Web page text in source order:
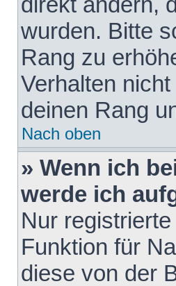
wurden. Bitte
Rang zu
Verhalten
deinen Rang
Nach oben
» Wenn ich
werde ich
Nur
Funktion für
diese von der